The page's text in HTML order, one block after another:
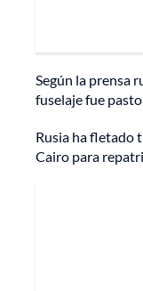
Según la prensa
fuselaje fue
Rusia ha fletado
Cairo para